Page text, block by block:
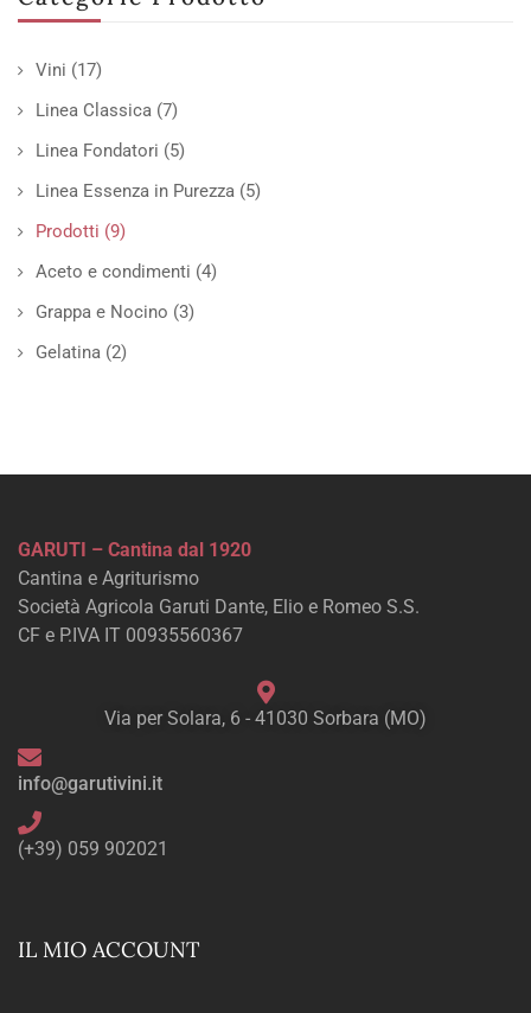
Vini (17)
Linea Classica (7)
Linea Fondatori (5)
Linea Essenza in Purezza (5)
Prodotti (9)
Aceto e condimenti (4)
Grappa e Nocino (3)
Gelatina (2)
GARUTI – Cantina dal 1920
Cantina e Agriturismo
Società Agricola Garuti Dante, Elio e Romeo S.S.
CF e P.IVA IT 00935560367
Via per Solara, 6 - 41030 Sorbara (MO)
info@garutivini.it
(+39) 059 902021
IL MIO ACCOUNT